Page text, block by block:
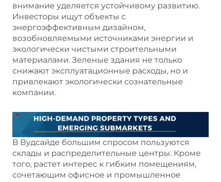
внимание уделяется устойчивому развитию.
Инвесторы ищут объекты с
энергоэффективным дизайном,
возобновляемыми источниками энергии и
экологически чистыми строительными
материалами. Зеленые здания не только
снижают эксплуатационные расходы, но и
привлекают экологически сознательные
компании.
В Вудсайде большим спросом пользуются
склады и распределительные центры. Кроме
того, растет интерес к гибким помещениям,
сочетающим офисное и промышленное